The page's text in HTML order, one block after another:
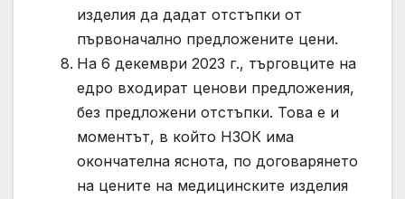
изделия да дадат отстъпки от
първоначално предложените цени.
На 6 декември 2023 г., търговците на
едро входират ценови предложения,
без предложени отстъпки. Това е и
моментът, в който НЗОК има
окончателна яснота, по договарянето
на цените на медицинските изделия